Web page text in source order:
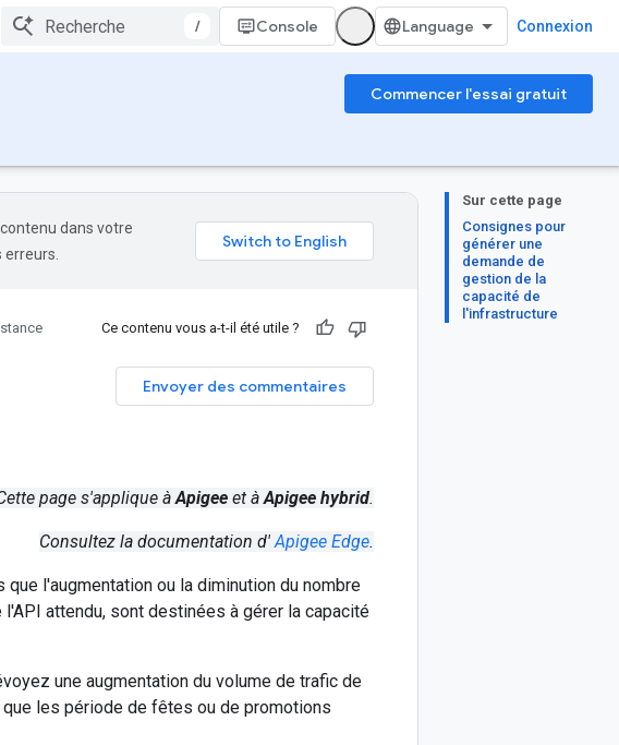
/ Console Connexion
Commencer l'essai gratuit
Sur cette page
Consignes pour
générer une
demande de
gestion de la
capacité de
l'infrastructure
dans votre
Ce contenu vous a-t-il été utile ?
Envoyer des commentaires
page s'applique àApigee et àApigee hybrid.
Consultez la documentation d'Apigee Edge.
l'augmentation ou la diminution du nombre
attendu, sont destinées à gérer la capacité
une augmentation du volume de trafic de
les période de fêtes ou de promotions